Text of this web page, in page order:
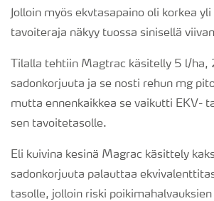
Jolloin myös ekvtasapaino oli korkea
tavoiteraja näkyy tuossa sinisellä
Tilalla tehtiin Magtrac käsitelly 5 l/ha,
sadonkorjuuta ja se nosti rehun mg
mutta ennenkaikkea se vaikutti EKV-
sen tavoitetasolle.
Eli kuivina kesinä Magrac käsittely
sadonkorjuuta palauttaa
tasolle, jolloin riski